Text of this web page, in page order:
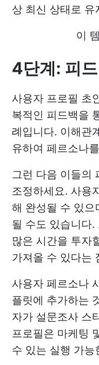
상 최신 상태로 유
이
4단계: 피
사용자 프로필 초
복적인 피드백을
례입니다. 이해관
유하여 페르소나
그런 다음 이들의
조정하세요. 사용
해 완성될 수 있으
될 수도 있습니다.
많은 시간을 투자
가져올 수 있다는
사용자 페르소나
플릿에 추가하는
자가 설문조사 스
프로필은 마케팅
수 있는 실행 가능